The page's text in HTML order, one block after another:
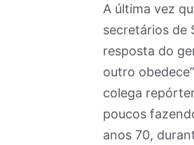
A última vez
secretários de
resposta do
outro
colega
poucos
anos 70,